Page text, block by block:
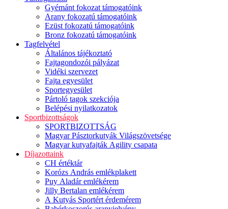
Gyémánt fokozat támogatóink
Arany fokozatú támogatóink
Ezüst fokozatú támogatóink
Bronz fokozatú támogatóink
Tagfelvétel
Általános tájékoztató
Fajtagondozói pályázat
Vidéki szervezet
Fajta egyesület
Sportegyesület
Pártoló tagok szekciója
Belépési nyilatkozatok
Sportbizottságok
SPORTBIZOTTSÁG
Magyar Pásztorkutyák Világszövetsége
Magyar kutyafajták Agility csapata
Díjazottaink
CH értéktár
Korózs András emlékplakett
Puy Aladár emlékérem
Jilly Bertalan emlékérem
A Kutyás Sportért érdemérem